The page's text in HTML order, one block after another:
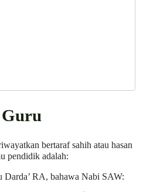
Guru
bertaraf sahih atau hasan
pendidik adalah:
RA, bahawa Nabi SAW: